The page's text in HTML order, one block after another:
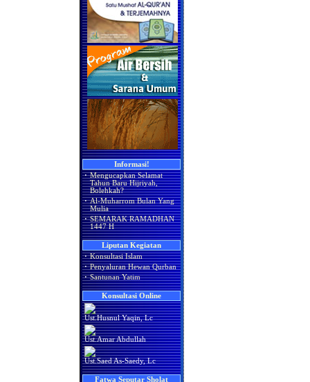
Informasi!
· Mengucapkan Selamat
Tahun Baru Hijriyah,
Bolehkah?
· Al-Muharrom Bulan Yang
Mulia
· SEMARAK RAMADHAN
1447 H
Liputan Kegiatan
· Konsultasi Islam
· Penyaluran Hewan Qurban
· Santunan Yatim
Konsultasi Online
Ust.Husnul Yaqin, Lc
Ust.Amar Abdullah
Ust.Saed As-Saedy, Lc
Fatwa Seputar Sholat